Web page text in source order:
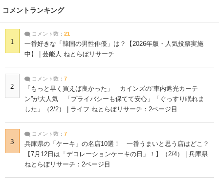
コメントランキング
1
コメント数： 21
一番好きな「韓国の男性俳優」は？【2026年版・人気投票実施
中】 | 芸能人 ねとらぼリサーチ
2
コメント数： 7
「もっと早く買えば良かった」 カインズの“車内遮光カーテ
ン”が大人気 「プライバシーも保てて安心」「ぐっすり眠れま
した」（2/2） | ライフ ねとらぼリサーチ：2ページ目
3
コメント数： 7
兵庫県の「ケーキ」の名店10選！ 一番うまいと思う店はどこ？
【7月12日は「デコレーションケーキの日」！】（2/4） | 兵庫県
ねとらぼリサーチ：2ページ目